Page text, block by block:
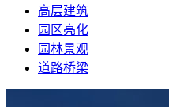
高层建筑
园区亮化
园林景观
道路桥梁